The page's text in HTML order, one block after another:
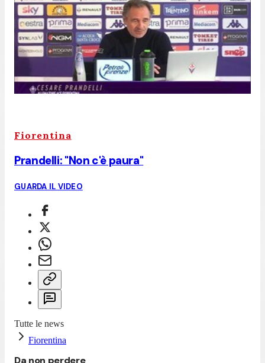
Fiorentina
Prandelli: "Non c'è paura"
GUARDA IL VIDEO
Tutte le news
Fiorentina